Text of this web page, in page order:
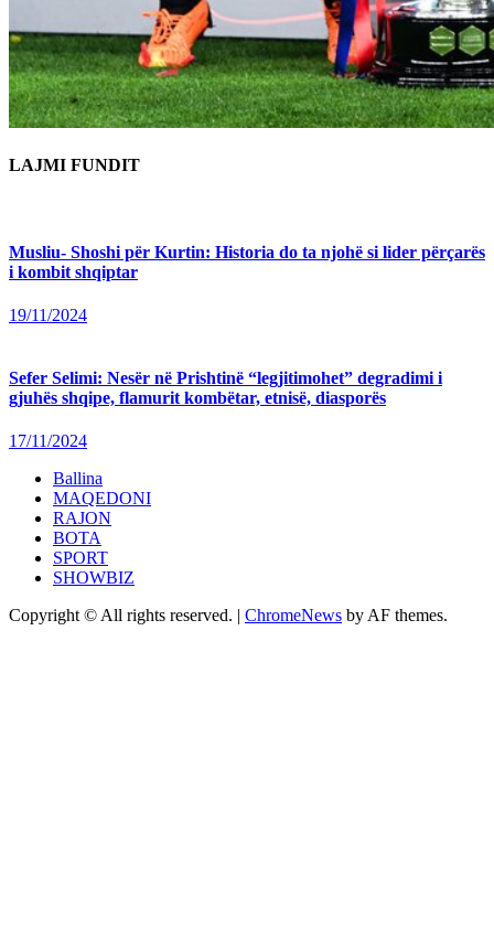
LAJMI FUNDIT
Musliu- Shoshi për Kurtin: Historia do ta njohë si lider përçarës
i kombit shqiptar
19/11/2024
Sefer Selimi: Nesër në Prishtinë “legjitimohet” degradimi i
gjuhës shqipe, flamurit kombëtar, etnisë, diasporës
17/11/2024
Ballina
MAQEDONI
RAJON
BOTA
SPORT
SHOWBIZ
Copyright © All rights reserved.
ChromeNews by AF themes.